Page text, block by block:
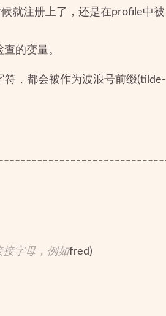
就注册上了，还是在profile中被
的变量。
，都会被作为波浪号前缀(tilde-
接字母，例如fred)